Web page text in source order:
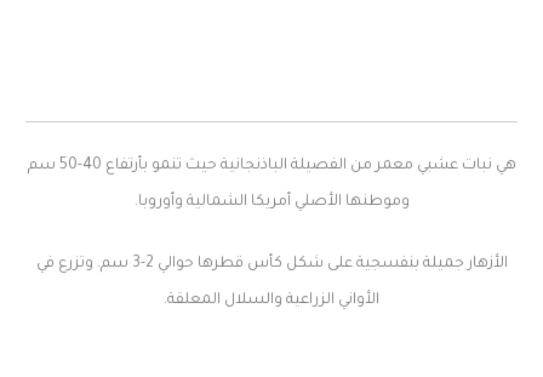
هي نبات عشبي معمر من الفصيلة الباذنجانية حيث تنمو بأرتفاع 40-50 سم
وموطنها الأصلي أمريكا الشمالية وأوروبا.
الأزهار جميلة بنفسجية على شكل كأس قطرها حوالي 2-3 سم. وتزرع في
الأواني الزراعية والسلال المعلقة.